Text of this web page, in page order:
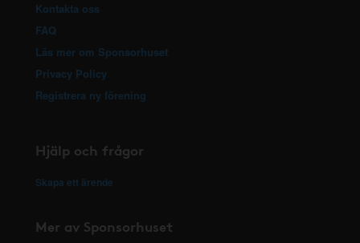
Kontakta oss
FAQ
Läs mer om Sponsorhuset
Privacy Policy
Registrera ny förening
Hjälp och frågor
Skapa ett ärende
Mer av Sponsorhuset